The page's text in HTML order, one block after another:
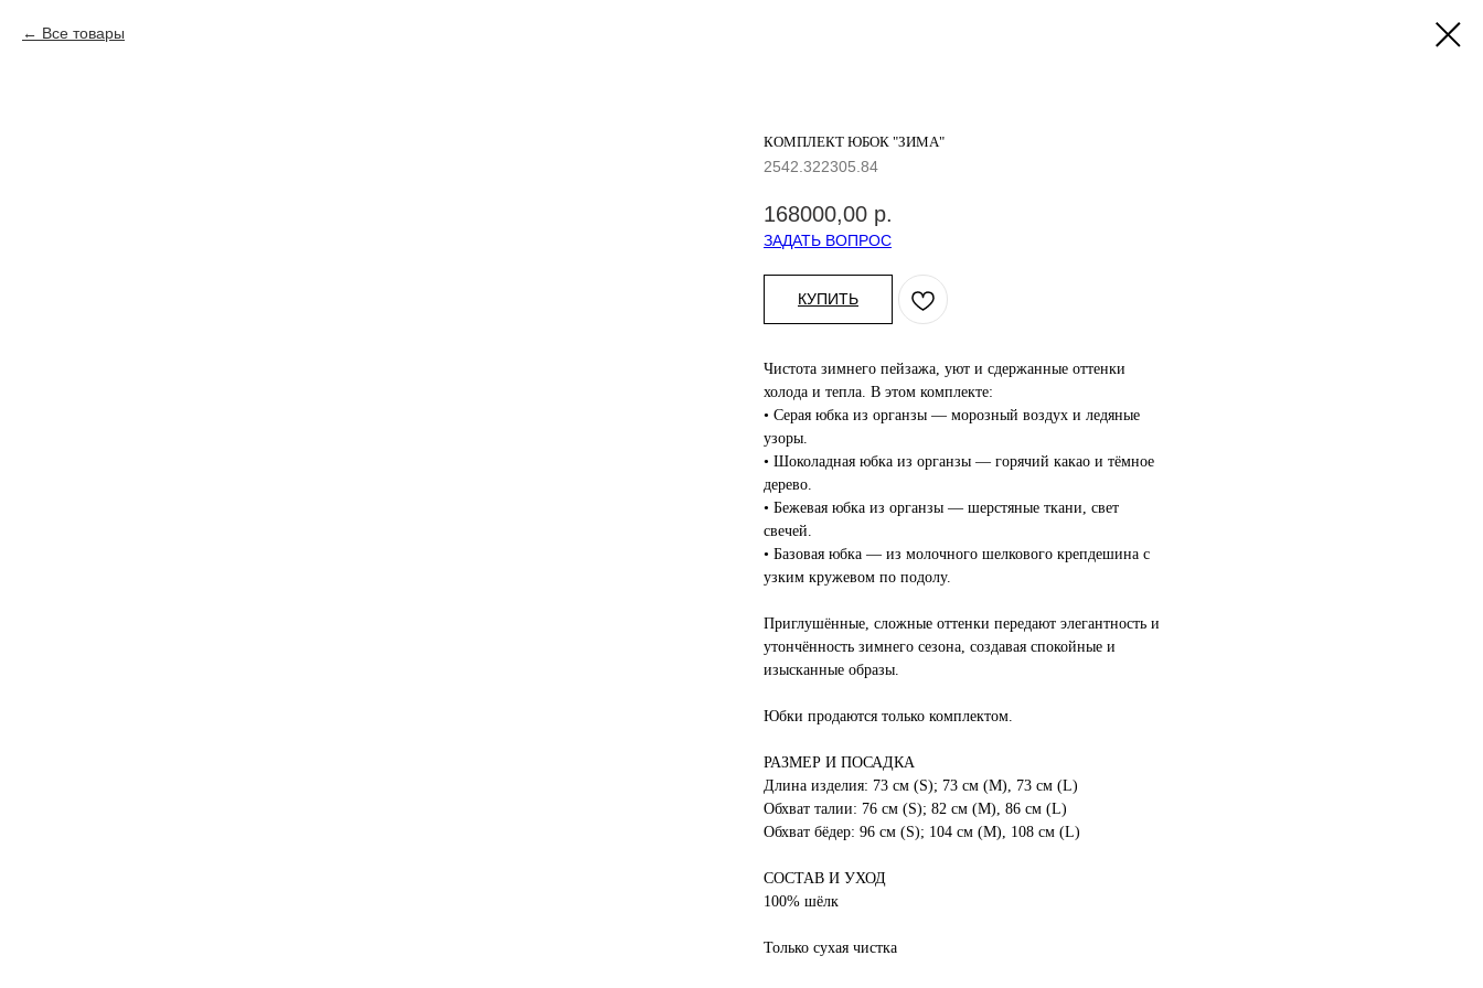
Все товары
КОМПЛЕКТ ЮБОК "ЗИМА"
2542.322305.84
168000,00 р.
ЗАДАТЬ ВОПРОС
КУПИТЬ
Чистота зимнего пейзажа, уют и сдержанные оттенки
холода и тепла. В этом комплекте:
• Серая юбка из органзы — морозный воздух и ледяные
узоры.
• Шоколадная юбка из органзы — горячий какао и тёмное
дерево.
• Бежевая юбка из органзы — шерстяные ткани, свет
свечей.
• Базовая юбка — из молочного шелкового крепдешина с
узким кружевом по подолу.
Приглушённые, сложные оттенки передают элегантность и
утончённость зимнего сезона, создавая спокойные и
изысканные образы.
Юбки продаются только комплектом.
РАЗМЕР И ПОСАДКА
Длина изделия: 73 см (S); 73 см (М), 73 см (L)
Обхват талии: 76 см (S); 82 см (М), 86 см (L)
Обхват бёдер: 96 см (S); 104 см (М), 108 см (L)
СОСТАВ И УХОД
100% шёлк
Только сухая чистка